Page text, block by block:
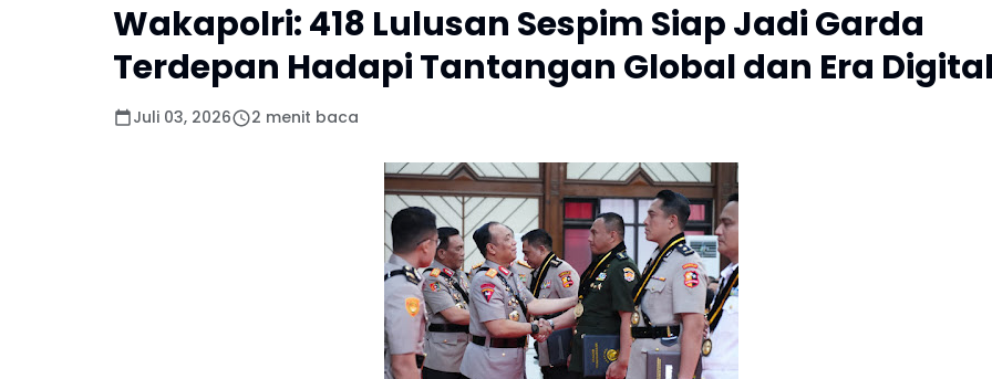
Wakapolri: 418 Lulusan Sespim Siap Jadi Garda
Terdepan Hadapi Tantangan Global dan Era
Juli 03, 2026 2 menit baca